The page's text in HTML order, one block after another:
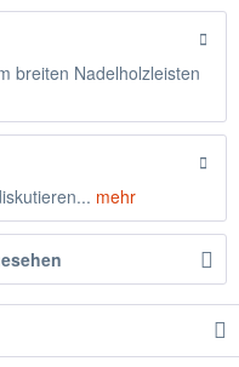
breiten Nadelholzleisten
mehr